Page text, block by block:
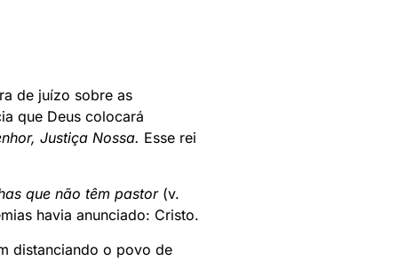
de juízo sobre as
que Deus colocará
Justiça Nossa. Esse rei
que não têm pastor(v.
havia anunciado: Cristo.
distanciando o povo de